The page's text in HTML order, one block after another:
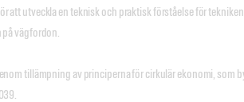
att utveckla en teknisk och praktisk förståelse för
vägfordon.
tillämpning av principerna för cirkulär ekonomi, som